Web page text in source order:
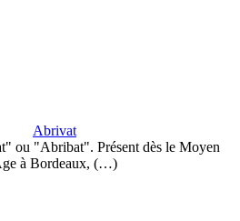
Abrivat
ou "Abribat". Présent dès le Moyen
à Bordeaux, (…)